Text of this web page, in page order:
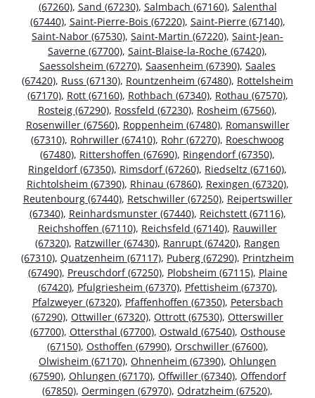
(67260), Sand (67230), Salmbach (67160), Salenthal
(67440), Saint-Pierre-Bois (67220), Saint-Pierre (67140),
Saint-Nabor (67530), Saint-Martin (67220), Saint-Jean-
Saverne (67700), Saint-Blaise-la-Roche (67420),
Saessolsheim (67270), Saasenheim (67390), Saales
(67420), Russ (67130), Rountzenheim (67480), Rottelsheim
(67170), Rott (67160), Rothbach (67340), Rothau (67570),
Rosteig (67290), Rossfeld (67230), Rosheim (67560),
Rosenwiller (67560), Roppenheim (67480), Romanswiller
(67310), Rohrwiller (67410), Rohr (67270), Roeschwoog
(67480), Rittershoffen (67690), Ringendorf (67350),
Ringeldorf (67350), Rimsdorf (67260), Riedseltz (67160),
Richtolsheim (67390), Rhinau (67860), Rexingen (67320),
Reutenbourg (67440), Retschwiller (67250), Reipertswiller
(67340), Reinhardsmunster (67440), Reichstett (67116),
Reichshoffen (67110), Reichsfeld (67140), Rauwiller
(67320), Ratzwiller (67430), Ranrupt (67420), Rangen
(67310), Quatzenheim (67117), Puberg (67290), Printzheim
(67490), Preuschdorf (67250), Plobsheim (67115), Plaine
(67420), Pfulgriesheim (67370), Pfettisheim (67370),
Pfalzweyer (67320), Pfaffenhoffen (67350), Petersbach
(67290), Ottwiller (67320), Ottrott (67530), Otterswiller
(67700), Ottersthal (67700), Ostwald (67540), Osthouse
(67150), Osthoffen (67990), Orschwiller (67600),
Olwisheim (67170), Ohnenheim (67390), Ohlungen
(67590), Ohlungen (67170), Offwiller (67340), Offendorf
(67850), Oermingen (67970), Odratzheim (67520),